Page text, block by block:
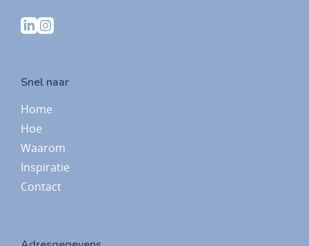
Snel naar
Home
Hoe
Waarom
Inspiratie
Contact